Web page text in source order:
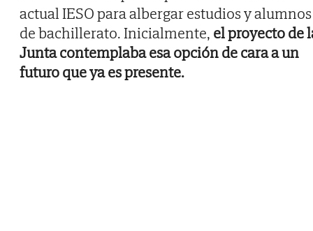
actual IESO para albergar estudios y alumnos
de bachillerato. Inicialmente, el proyecto de
Junta contemplaba esa opción de cara a un
futuro que ya es presente.